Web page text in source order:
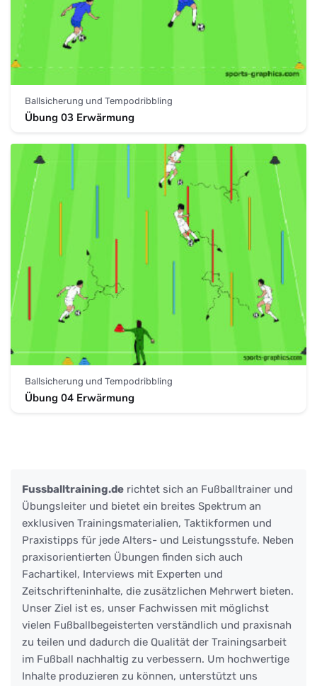
Ballsicherung und Tempodribbling
Übung 03 Erwärmung
Ballsicherung und Tempodribbling
Übung 04 Erwärmung
Fussballtraining.de richtet sich an Fußballtrainer und
Übungsleiter und bietet ein breites Spektrum an
exklusiven Trainingsmaterialien, Taktikformen und
Praxistipps für jede Alters- und Leistungsstufe. Neben
praxisorientierten Übungen finden sich auch
Fachartikel, Interviews mit Experten und
Zeitschrifteninhalte, die zusätzlichen Mehrwert bieten.
Unser Ziel ist es, unser Fachwissen mit möglichst
vielen Fußballbegeisterten verständlich und praxisnah
zu teilen und dadurch die Qualität der Trainingsarbeit
im Fußball nachhaltig zu verbessern. Um hochwertige
Inhalte produzieren zu können, unterstützt uns